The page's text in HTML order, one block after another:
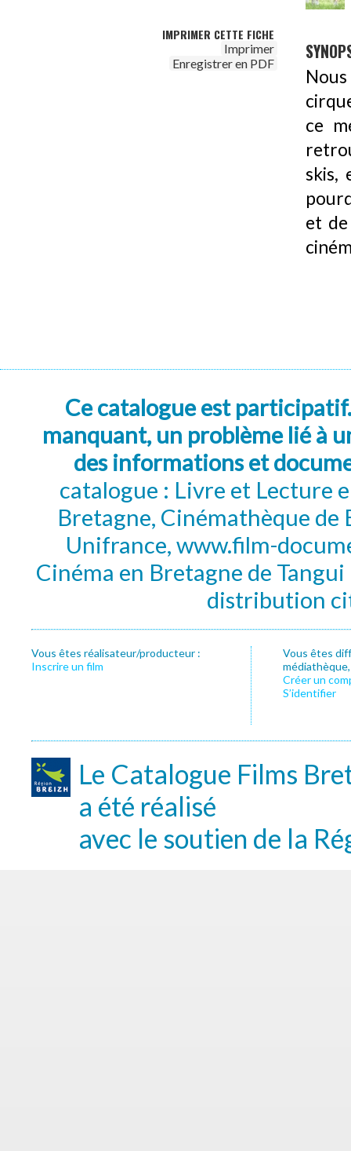
IMPRIMER CETTE FICHE
Imprimer
Enregistrer en PDF
ce
skis,
et
Ce catalogue est
manquant, un problème lié à
des informations et
catalogue : Livre et Lecture
Bretagne, Cinémathèque de
Unifrance, www.film-
Cinéma en Bretagne de
distribution
Vous êtes réalisateur/producteur :
Inscrire un film
Vous êtes
Créer un
S’identifier
Le Catalogue Films
a été réalisé
avec le soutien de la